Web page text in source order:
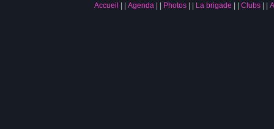
Accueil Agenda Photos La brigade Clubs